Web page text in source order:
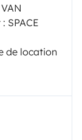
SPACE
de location